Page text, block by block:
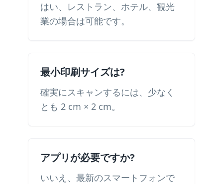
はい、レストラン、ホテル、観光
業の場合は可能です。
最小印刷サイズは?
確実にスキャンするには、少なく
とも 2 cm × 2 cm。
アプリが必要ですか?
いいえ、最新のスマートフォンで